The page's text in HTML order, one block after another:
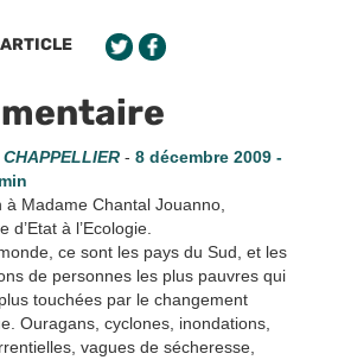
- 8 décembre 2009 -
à Madame Chantal Jouanno,
d’Etat à l’Ecologie.
ce sont les pays du Sud, et les
de personnes les plus pauvres qui
touchées par le changement
Ouragans, cyclones, inondations,
vagues de sécheresse,